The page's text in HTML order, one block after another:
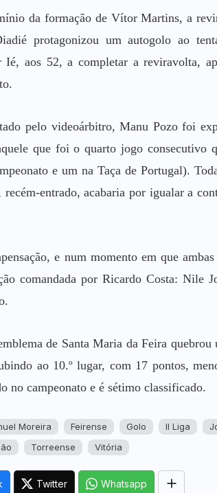
da formação de Vítor Martins, a
protagonizou um autogolo ao
Ié, aos 52, a completar a reviravolta,
pelo videoárbitro, Manu Pozo foi
que foi o quarto jogo consecutivo
e um na Taça de Portugal).
recém-entrado, acabaria por igualar a
e num momento em que
comandada por Ricardo Costa: Nile
de Santa Maria da Feira
ao 10.º lugar, com 17 pontos,
no campeonato e é sétimo classificado.
Moreira Feirense Golo II Liga
Torreense Vitória
Twitter Whatsapp